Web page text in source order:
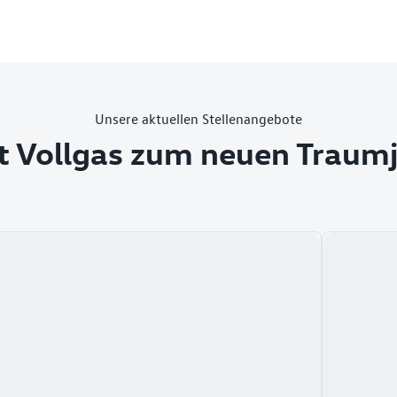
Unsere aktuellen Stellenangebote
Vollgas zum neuen